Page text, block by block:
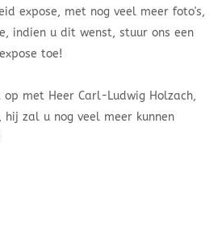
expose, met nog veel meer foto's,
indien u dit wenst, stuur ons een
toe!
met Heer Carl-Ludwig Holzach,
zal u nog veel meer kunnen